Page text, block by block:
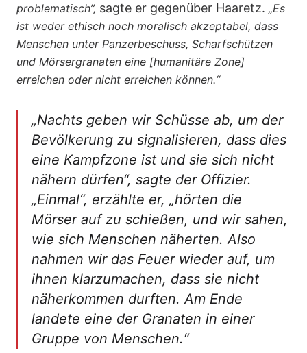
problematisch”, sagte er gegenüber Haaretz. „Es
ist weder ethisch noch moralisch akzeptabel, dass
Menschen unter Panzerbeschuss, Scharfschützen
und Mörsergranaten eine [humanitäre Zone]
erreichen oder nicht erreichen können.“
„Nachts geben wir Schüsse ab, um der
Bevölkerung zu signalisieren, dass dies
eine Kampfzone ist und sie sich nicht
nähern dürfen“, sagte der Offizier.
„Einmal“, erzählte er, „hörten die
Mörser auf zu schießen, und wir sahen,
wie sich Menschen näherten. Also
nahmen wir das Feuer wieder auf, um
ihnen klarzumachen, dass sie nicht
näherkommen durften. Am Ende
landete eine der Granaten in einer
Gruppe von Menschen.“